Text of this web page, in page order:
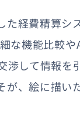
経費精算シ
な機能比較
して情報を
、絵に描い